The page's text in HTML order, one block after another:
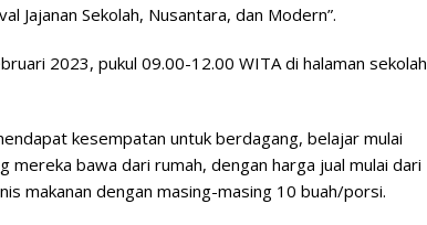
Jajanan Sekolah, Nusantara, dan Modern”.
2023, pukul 09.00-12.00 WITA di halaman sekolah
kesempatan untuk berdagang, belajar mulai
mereka bawa dari rumah, dengan harga jual mulai dari
makanan dengan masing-masing 10 buah/porsi.